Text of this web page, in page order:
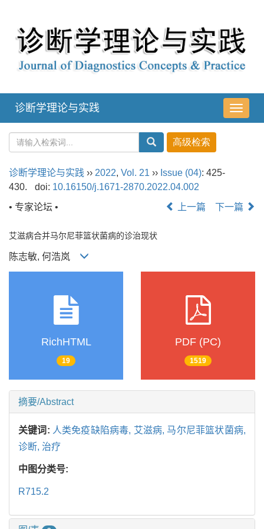
导
航
诊断学理论与实践
诊断学理论与实践 ›› 2022, Vol. 21 ›› Issue (04): 425-
430.
doi: 10.16150/j.1671-2870.2022.04.002
• 专家论坛 •
上一篇 下一篇
艾滋病合并马尔尼菲篮状菌病的诊治现状
陈志敏, 何浩岚
RichHTML
19
PDF (PC)
1519
摘要/Abstract
关键词: 人类免疫缺陷病毒, 艾滋病, 马尔尼菲篮状菌病,
诊断, 治疗
中图分类号:
R715.2